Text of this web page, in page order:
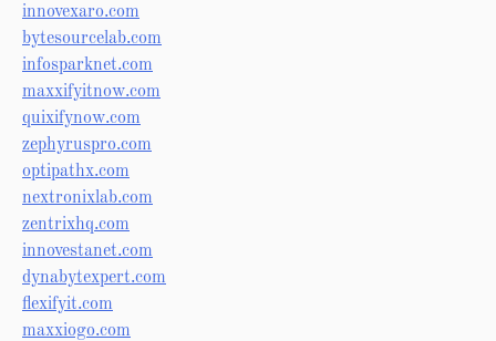
innovexaro.com
bytesourcelab.com
infosparknet.com
maxxifyitnow.com
quixifynow.com
zephyruspro.com
optipathx.com
nextronixlab.com
zentrixhq.com
innovestanet.com
dynabytexpert.com
flexifyit.com
maxxiogo.com